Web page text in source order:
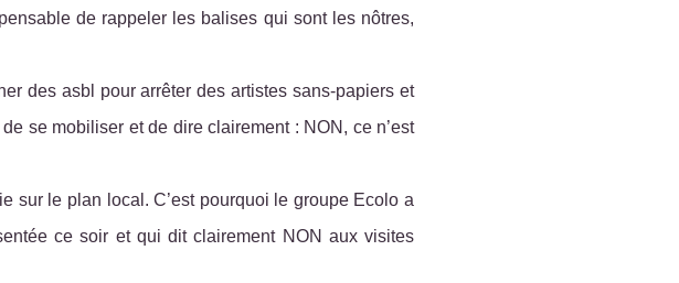
de rappeler les balises qui sont les nôtres,
des asbl pour arrêter des artistes sans-papiers et
se mobiliser et de dire clairement : NON, ce n’est
sur le plan local. C’est pourquoi le groupe Ecolo a
ce soir et qui dit clairement NON aux visites